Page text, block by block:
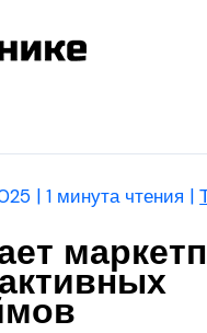
|1 минута чтения |